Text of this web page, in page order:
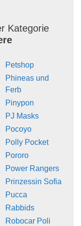
Kategorie
Petshop
Phineas und
Ferb
Pinypon
PJ Masks
Pocoyo
Polly Pocket
Pororo
Power Rangers
Prinzessin Sofia
Pucca
Rabbids
Robocar Poli